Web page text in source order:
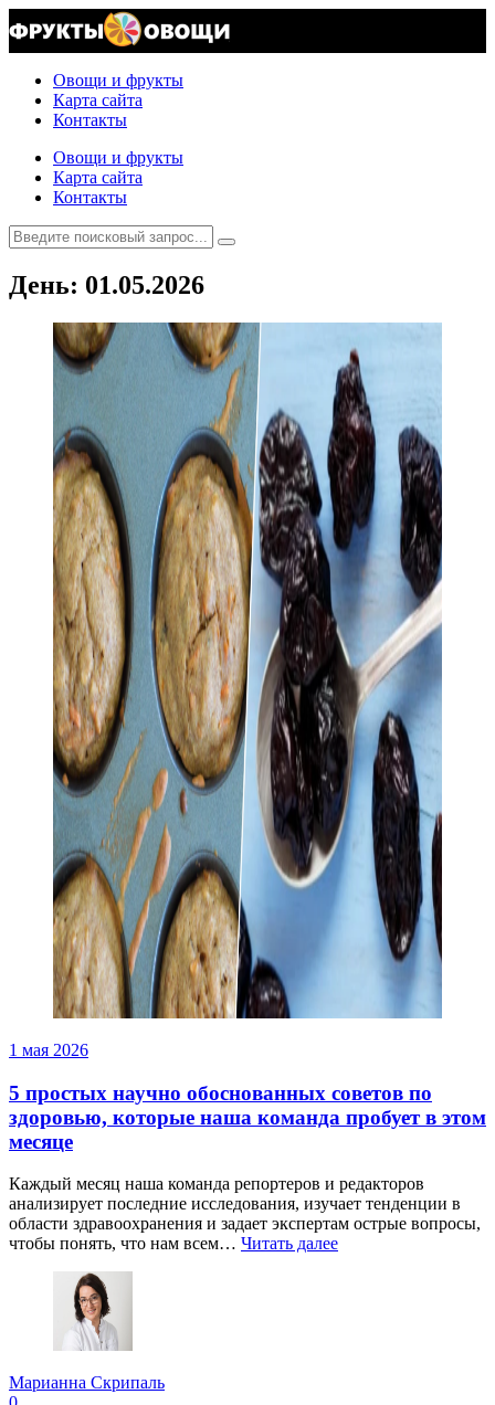
Овощи и фрукты
Карта сайта
Контакты
Овощи и фрукты
Карта сайта
Контакты
День: 01.05.2026
1 мая 2026
5 простых научно обоснованных советов по
здоровью, которые наша команда пробует в этом
месяце
Каждый месяц наша команда репортеров и редакторов
анализирует последние исследования, изучает тенденции в
области здравоохранения и задает экспертам острые вопросы,
чтобы понять, что нам всем… Читать далее
Марианна Скрипаль